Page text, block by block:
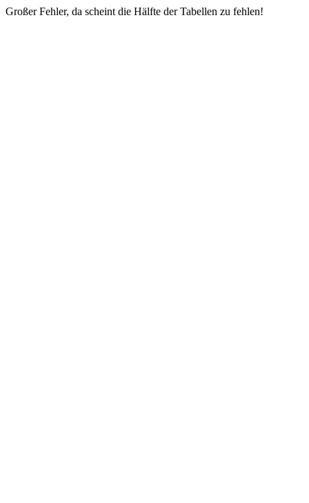
Großer Fehler, da scheint die Hälfte der Tabellen zu fehlen!